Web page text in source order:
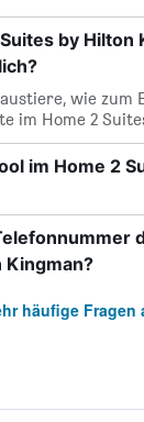
by Hilton
wie zum
im Home 2
im Home 2
Kingman?
häufige Fragen